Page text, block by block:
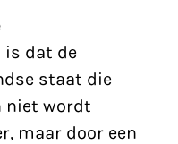
is dat de
staat die
niet wordt
maar door een